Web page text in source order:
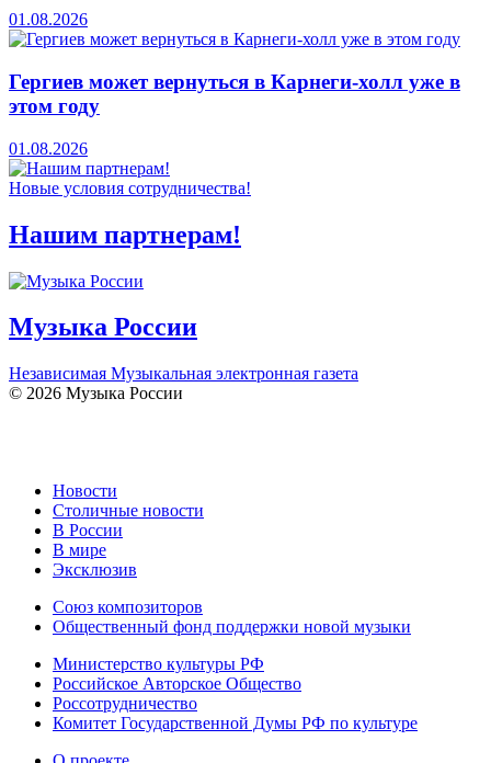
01.08.2026
Гергиев может вернуться в Карнеги-холл уже в
этом году
01.08.2026
Новые условия сотрудничества!
Нашим партнерам!
Музыка России
Независимая Музыкальная электронная газета
© 2026 Музыка России
Новости
Столичные новости
В России
В мире
Эксклюзив
Союз композиторов
Общественный фонд поддержки новой музыки
Министерство культуры РФ
Российское Авторское Общество
Россотрудничество
Комитет Государственной Думы РФ по культуре